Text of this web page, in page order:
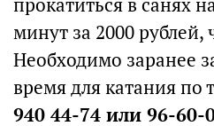
прокатиться в санях
минут за 2000 рублей,
Необходимо заранее
время для катания по
940 44-74 или 96-60-